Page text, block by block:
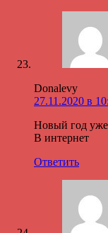
Donalevy
27.11.2020 в
Новый год уже
В интернет
Ответить